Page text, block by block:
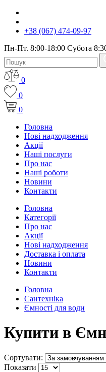
+38 (067) 474-09-97
Пн-Пт. 8:00-18:00 Субота
0
0
0
Головна
Нові надходження
Акції
Наші послуги
Про нас
Наші роботи
Новини
Контакти
Головна
Категорії
Про нас
Акції
Нові надходження
Доставка і оплата
Новини
Контакти
Головна
Сантехніка
Ємності для води
Купити в
Сортувати:
Показати